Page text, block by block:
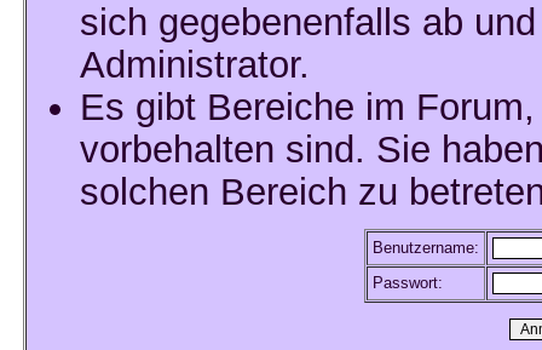
sich gegebenenfalls ab
Administrator.
Es gibt Bereiche im
vorbehalten sind. Sie
solchen Bereich zu
Benutzername:
Passwort: